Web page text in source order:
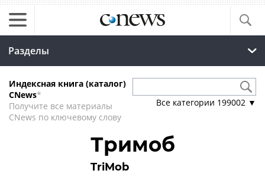
Разделы
Индексная книга (каталог)
CNews*
Получите все материалы
CNews по ключевому слову
Все категории 199002 ▼
Тримоб
TriMob